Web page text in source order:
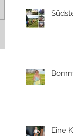
Eine